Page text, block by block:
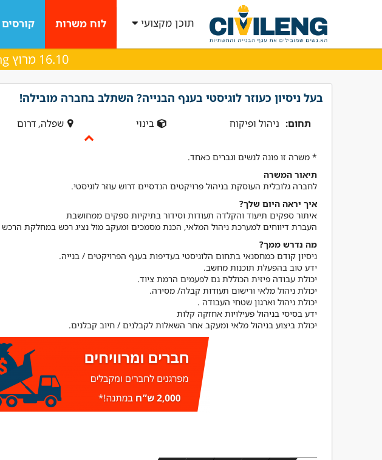
תוכן מקצועי לוח משרות קורסים
16.10 מרוץ CivilEng. בואו להירשם >>
בעל ניסיון כעוזר לוגיסטי בענף הבנייה? השתלב בחברה מובילה!
תחום: ניהול ופיקוח בינוי שפלה, דרום
* משרה זו פונה לנשים וגברים כאחד.
תיאור המשרה
לחברה גלובלית העוסקת בניהול פרויקטים הנדסיים דרוש עוזר לוגיסטי.
איך יראה היום שלך?
העברת דיווחים למערכת ניהול המלאי, הכנת מסמכים ומעקב מול נציג רכש במחלקת הרכש
מה נדרש ממך?
יכולת ביצוע בניהול מלאי ומעקב אחר השאלות לקבלנים / חיוב קבלנים.
"קיבלתי שירות מנטע השירות היה מעולה עם
הרבה ידע וסבלנות קיבלתי מענה בצורה מדויקת
אביתר
מפקח בינוי